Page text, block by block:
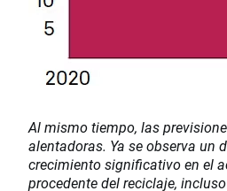
Al mismo tiempo, las
alentadoras. Ya se observa un
crecimiento significativo en el
procedente del reciclaje,